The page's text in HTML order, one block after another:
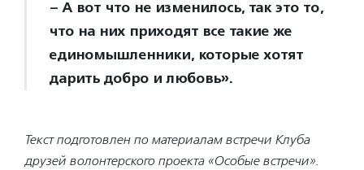
– А вот что не изменилось, так это то,
что на них приходят все такие же
единомышленники, которые хотят
дарить добро и любовь».
Текст подготовлен по материалам встречи Клуба
друзей волонтерского проекта «Особые встречи».